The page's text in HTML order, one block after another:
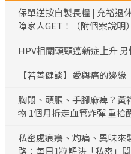
保單逆按自製長糧 | 充裕退
障家人GET！（附個案說明）
HPV相關頭頸癌新症上升
【若善健談】愛與痛的邊緣
胸悶、頭脹、手腳麻痺？黃
物 1個月拆走血管炸彈 重拾
私密處痕癢、灼痛、異味來
路：每日1粒解決「私密」